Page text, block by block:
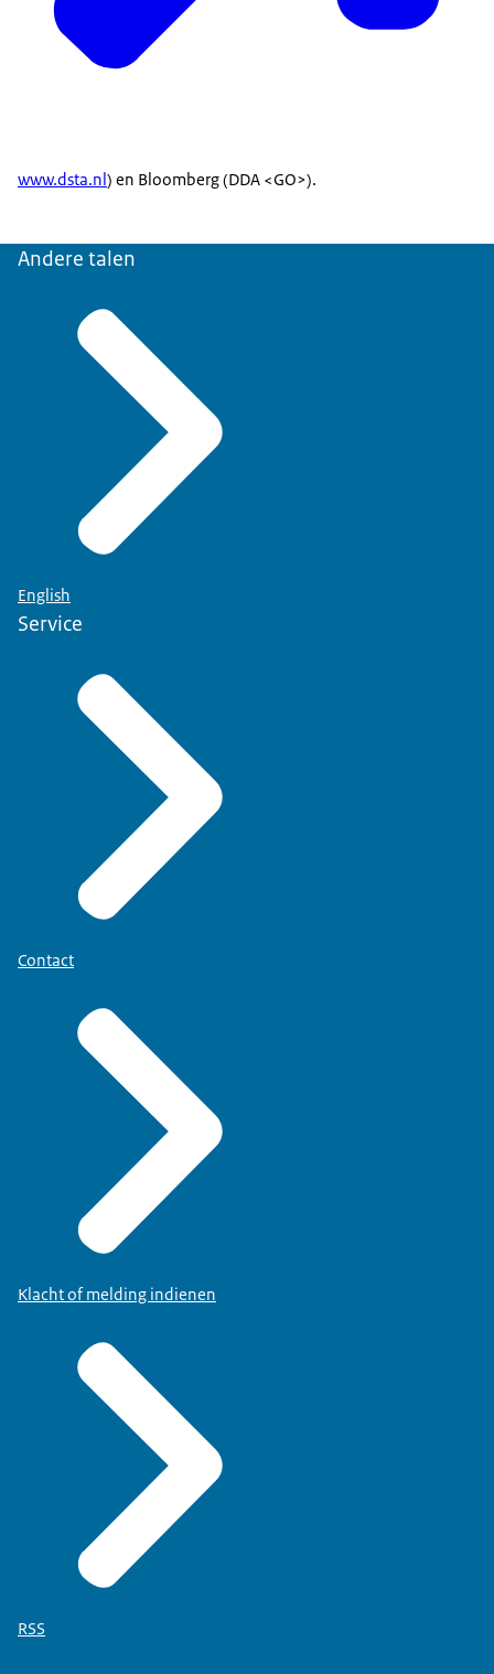
www.dsta.nl ) en Bloomberg (DDA <GO>).
Andere talen
English
Service
Contact
Klacht of melding indienen
RSS